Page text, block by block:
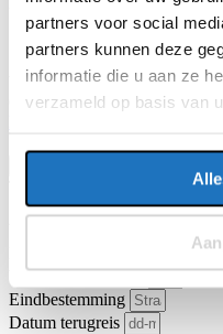
partners voor social
partners kunnen deze
informatie die u aan ze
verzameld op basis van
Vragen of opmerkingen over
Ga je akkoord met de
Partybus
Touringcar
Vertrektijd heenreis
Eindbestemming
Datum terugreis